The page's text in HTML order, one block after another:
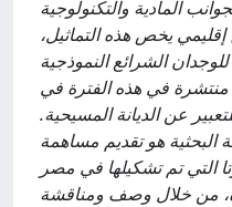
المادية والتكنولوجية
يخص هذه التماثيل،
الشرائع النموذجية
منتشرة في هذه الفترة في
عن الديانة المسيحية.
هو تقديم مساهمة
التي تم تشكيلها في مصر
من خلال وصف ومناقشة